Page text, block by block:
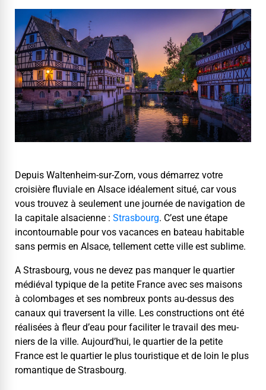
Depuis Wal­tenheim-sur-Zorn, vous démar­rez votre
croisière flu­viale en Alsace idéale­ment situé, car vous
vous trou­vez à seule­ment une journée de nav­i­ga­tion de
la cap­i­tale alsa­ci­enne : Stras­bourg. C’est une étape
incon­tourn­able pour vos vacances en bateau hab­it­able
sans per­mis en Alsace, telle­ment cette ville est sublime.
A Stras­bourg, vous ne devez pas man­quer le quarti­er
médié­val typ­ique de la petite France avec ses maisons
à colom­bages et ses nom­breux ponts au-dessus des
canaux qui tra­versent la ville. Les con­struc­tions ont été
réal­isées à fleur d’eau pour faciliter le tra­vail des meu­
niers de la ville. Aujourd’hui, le quarti­er de la petite
France est le quarti­er le plus touris­tique et de loin le plus
roman­tique de Strasbourg.